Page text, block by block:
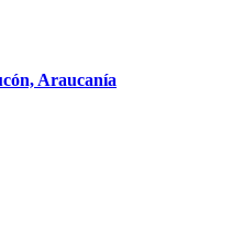
Araucanía